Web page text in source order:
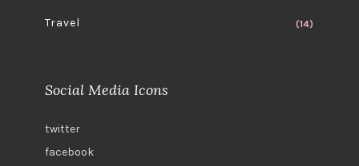
Travel (14)
Social Media Icons
twitter
facebook